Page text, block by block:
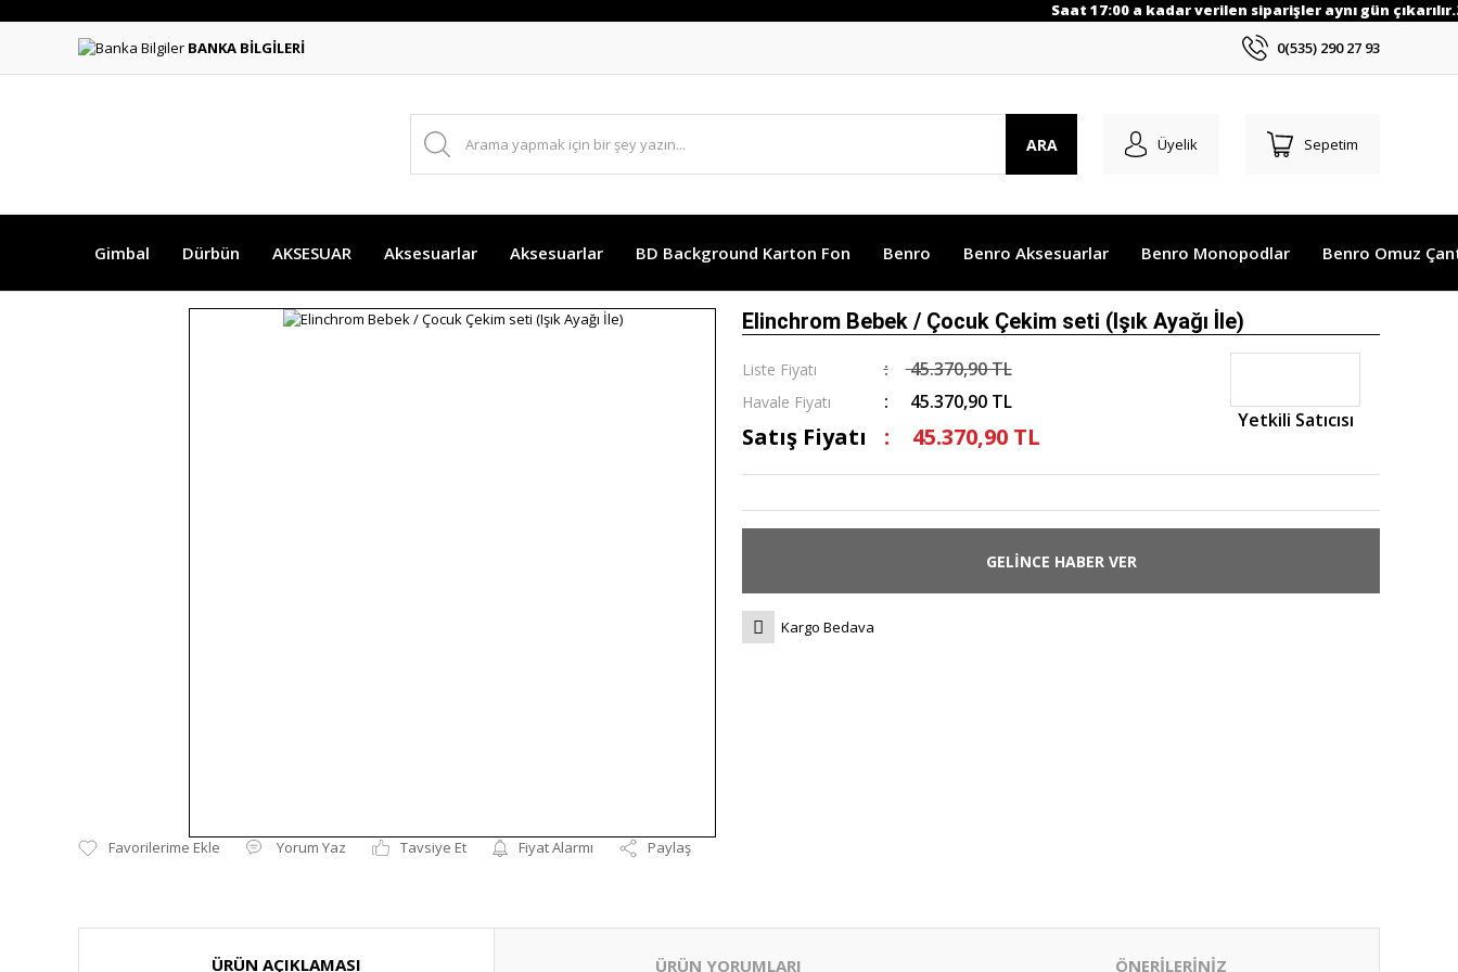
Saat 17:00 a kadar verilen siparişler aynı gün
BANKA BİLGİLERİ
0(535) 290 27 93
ARA Üyelik Sepetim
Gimbal Dürbün AKSESUAR Aksesuarlar Aksesuarlar BD Background Karton Fon Benro Benro Aksesuarlar Benro Monopodlar Benro Omuz
Yorum Yaz Tavsiye Et Fiyat Alarmı Paylaş
Elinchrom Bebek / Çocuk Çekim seti (Işık Ayağı İle)
Liste Fiyatı 45.370,90 TL
Havale Fiyatı 45.370,90 TL
Satış Fiyatı 45.370,90 TL
Yetkili Satıcısı
GELİNCE HABER VER
Kargo Bedava
ÜRÜN AÇIKLAMASI ÜRÜN YORUMLARI ÖNERİLERİNİZ